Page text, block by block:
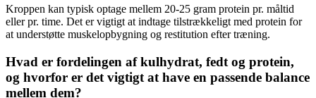
Kroppen kan typisk optage mellem 20-25 gram protein pr. måltid
eller pr. time. Det er vigtigt at indtage tilstrækkeligt med protein for
at understøtte muskelopbygning og restitution efter træning.
Hvad er fordelingen af kulhydrat, fedt og protein,
og hvorfor er det vigtigt at have en passende balance
mellem dem?